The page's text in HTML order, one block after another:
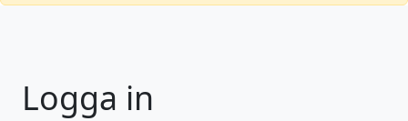
Logga in